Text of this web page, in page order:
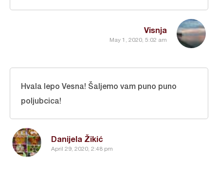
Visnja
May 1, 2020, 5:02 am
Danijela Žikić
April 29, 2020, 2:48 pm
Hvala lepo Vesna! Šaljemo vam puno puno
poljubcica!